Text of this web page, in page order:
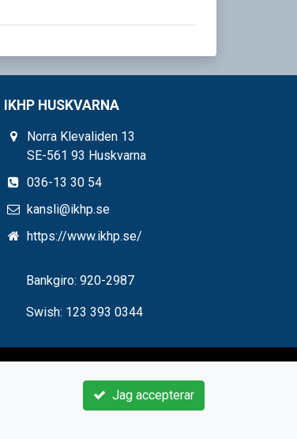
IKHP HUSKVARNA
Norra Klevaliden 13
SE-561 93 Huskvarna
036-13 30 54
kansli@ikhp.se
https://www.ikhp.se/
Bankgiro: 920-2987
Swish: 123 393 0344
Jag accepterar